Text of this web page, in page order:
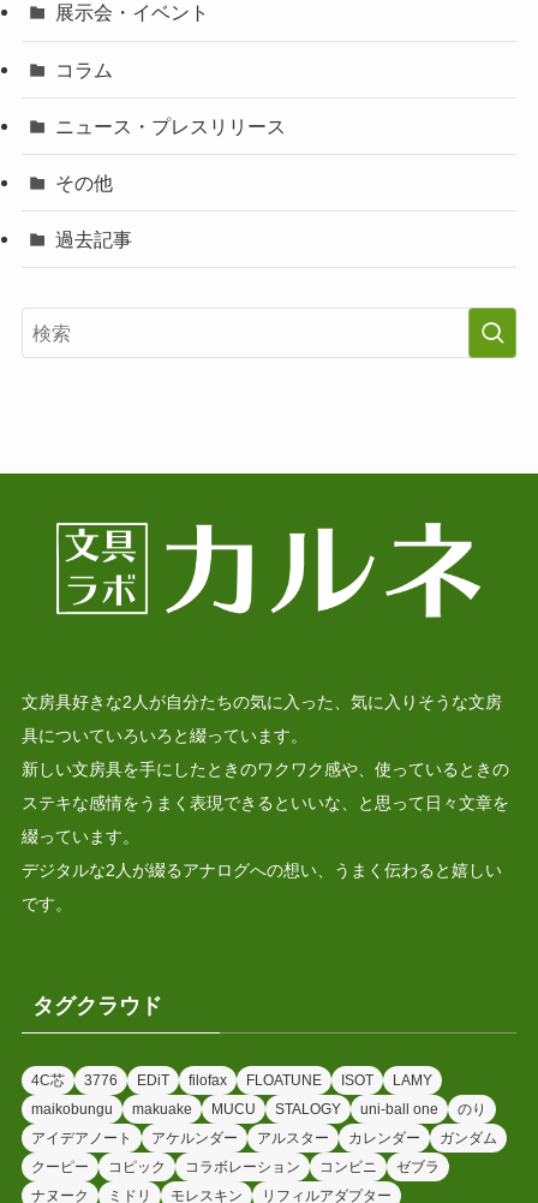
展示会・イベント
コラム
ニュース・プレスリリース
その他
過去記事
文房具好きな2人が自分たちの気に入った、気に入りそうな文房
具についていろいろと綴っています。
新しい文房具を手にしたときのワクワク感や、使っているときの
ステキな感情をうまく表現できるといいな、と思って日々文章を
綴っています。
デジタルな2人が綴るアナログへの想い、うまく伝わると嬉しい
です。
タグクラウド
4C芯 3776 EDiT filofax FLOATUNE ISOT
LAMY
maikobungu
makuake MUCU STALOGY uni-ball one
のり
アイデアノート
アケルンダー アルスター カレンダー
ガンダム
クーピー
コピック コラボレーション コンビニ
ゼブラ
ナヌーク
ミドリ モレスキン リフィルアダプター